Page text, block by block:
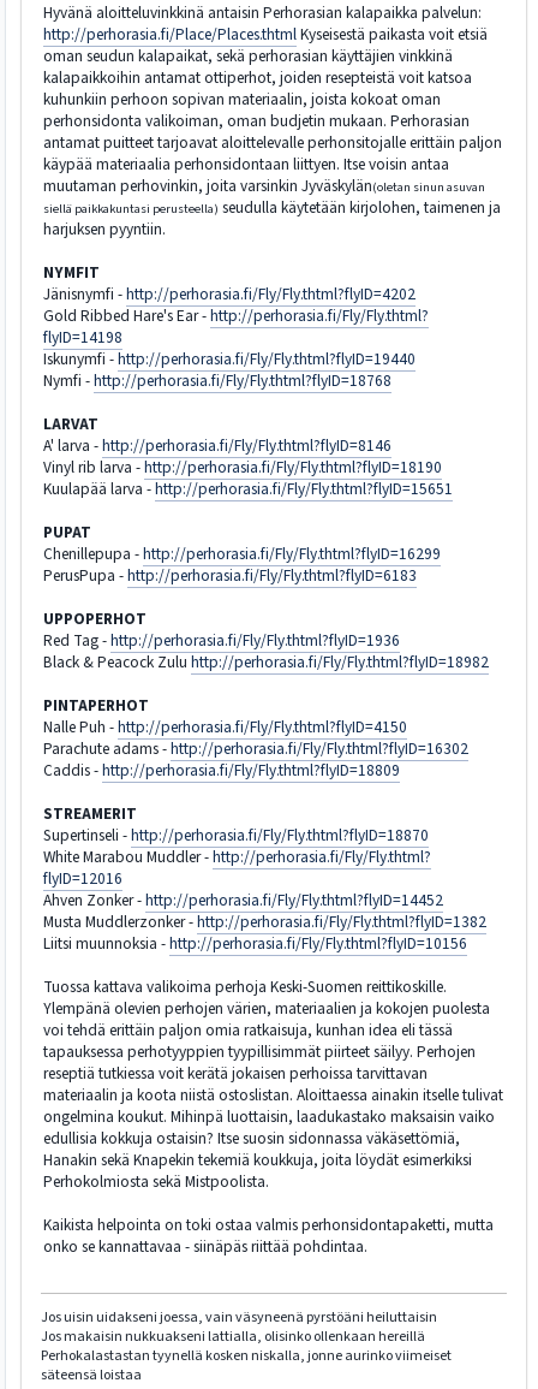
Hyvänä aloitteluvinkkinä antaisin Perhorasian kalapaikka palvelun:
http://perhorasia.fi/Place/Places.thtmlKyseisestä paikasta voit etsiä
oman seudun kalapaikat, sekä perhorasian käyttäjien vinkkinä
kalapaikkoihin antamat ottiperhot, joiden resepteistä voit katsoa
kuhunkiin perhoon sopivan materiaalin, joista kokoat oman
perhonsidonta valikoiman, oman budjetin mukaan. Perhorasian
antamat puitteet tarjoavat aloittelevalle perhonsitojalle erittäin paljon
käypää materiaalia perhonsidontaan liittyen. Itse voisin antaa
muutaman perhovinkin, joita varsinkin Jyväskylän(oletan sinun asuvan
siellä paikkakuntasi perusteella) seudulla käytetään kirjolohen, taimenen ja
harjuksen pyyntiin.
NYMFIT
Jänisnymfi -http://perhorasia.fi/Fly/Fly.thtml?flyID=4202
Gold Ribbed Hare's Ear -http://perhorasia.fi/Fly/Fly.thtml?
flyID=14198
Iskunymfi -http://perhorasia.fi/Fly/Fly.thtml?flyID=19440
Nymfi -http://perhorasia.fi/Fly/Fly.thtml?flyID=18768
LARVAT
A' larva -http://perhorasia.fi/Fly/Fly.thtml?flyID=8146
Vinyl rib larva -http://perhorasia.fi/Fly/Fly.thtml?flyID=18190
Kuulapää larva -http://perhorasia.fi/Fly/Fly.thtml?flyID=15651
PUPAT
Chenillepupa -http://perhorasia.fi/Fly/Fly.thtml?flyID=16299
PerusPupa -http://perhorasia.fi/Fly/Fly.thtml?flyID=6183
UPPOPERHOT
Red Tag -http://perhorasia.fi/Fly/Fly.thtml?flyID=1936
Black & Peacock Zulu http://perhorasia.fi/Fly/Fly.thtml?flyID=18982
PINTAPERHOT
Nalle Puh -http://perhorasia.fi/Fly/Fly.thtml?flyID=4150
Parachute adams -http://perhorasia.fi/Fly/Fly.thtml?flyID=16302
Caddis -http://perhorasia.fi/Fly/Fly.thtml?flyID=18809
STREAMERIT
Supertinseli -http://perhorasia.fi/Fly/Fly.thtml?flyID=18870
White Marabou Muddler -http://perhorasia.fi/Fly/Fly.thtml?
flyID=12016
Ahven Zonker -http://perhorasia.fi/Fly/Fly.thtml?flyID=14452
Musta Muddlerzonker -http://perhorasia.fi/Fly/Fly.thtml?flyID=1382
Liitsi muunnoksia -http://perhorasia.fi/Fly/Fly.thtml?flyID=10156
Tuossa kattava valikoima perhoja Keski-Suomen reittikoskille.
Ylempänä olevien perhojen värien, materiaalien ja kokojen puolesta
voi tehdä erittäin paljon omia ratkaisuja, kunhan idea eli tässä
tapauksessa perhotyyppien tyypillisimmät piirteet säilyy. Perhojen
reseptiä tutkiessa voit kerätä jokaisen perhoissa tarvittavan
materiaalin ja koota niistä ostoslistan. Aloittaessa ainakin itselle tulivat
ongelmina koukut. Mihinpä luottaisin, laadukastako maksaisin vaiko
edullisia kokkuja ostaisin? Itse suosin sidonnassa väkäsettömiä,
Hanakin sekä Knapekin tekemiä koukkuja, joita löydät esimerkiksi
Perhokolmiosta sekä Mistpoolista.
Kaikista helpointa on toki ostaa valmis perhonsidontapaketti, mutta
onko se kannattavaa - siinäpäs riittää pohdintaa.
Jos uisin uidakseni joessa, vain väsyneenä pyrstöäni heiluttaisin
Jos makaisin nukkuakseni lattialla, olisinko ollenkaan hereillä
Perhokalastastan tyynellä kosken niskalla, jonne aurinko viimeiset
säteensä loistaa